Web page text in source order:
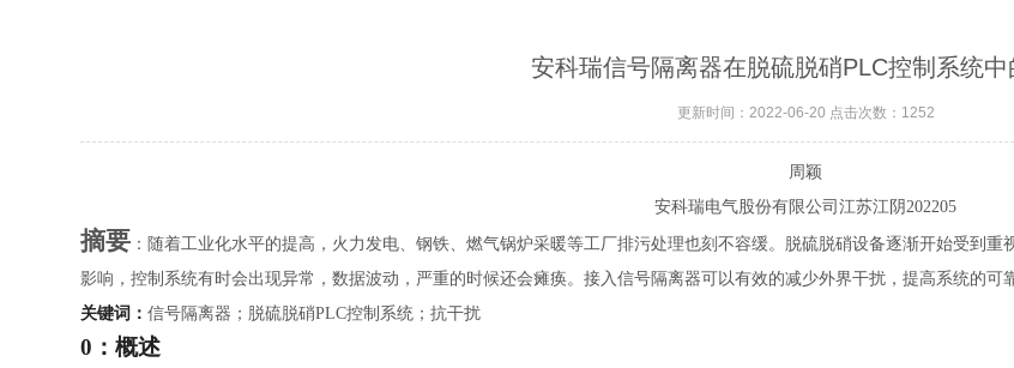
安科瑞信号隔离器在脱硫脱硝PLC控制系统中
更新时间：2022-06-20 点击次数：1252
周颖
安科瑞电气股份有限公司江苏江阴202205
摘要 ： 随着工业化水平的提高，火力发电、钢铁、燃气锅炉采暖等工厂排污处理也刻不容缓。脱硫脱硝设备逐渐开始受到重
影响，控制系统有时会出现异常 ，数据波动 ， 严重的时候还会瘫痪。接入信号隔离器可以有效的减少外界干扰，提高系统的可
关键词：信号隔离器； 脱硫脱硝PLC控制系统；抗干扰
0：概述